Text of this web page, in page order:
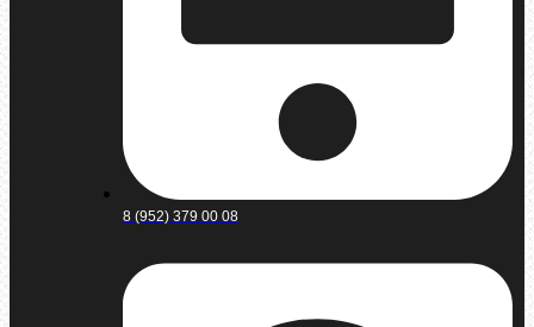
8 (952) 379 00 08